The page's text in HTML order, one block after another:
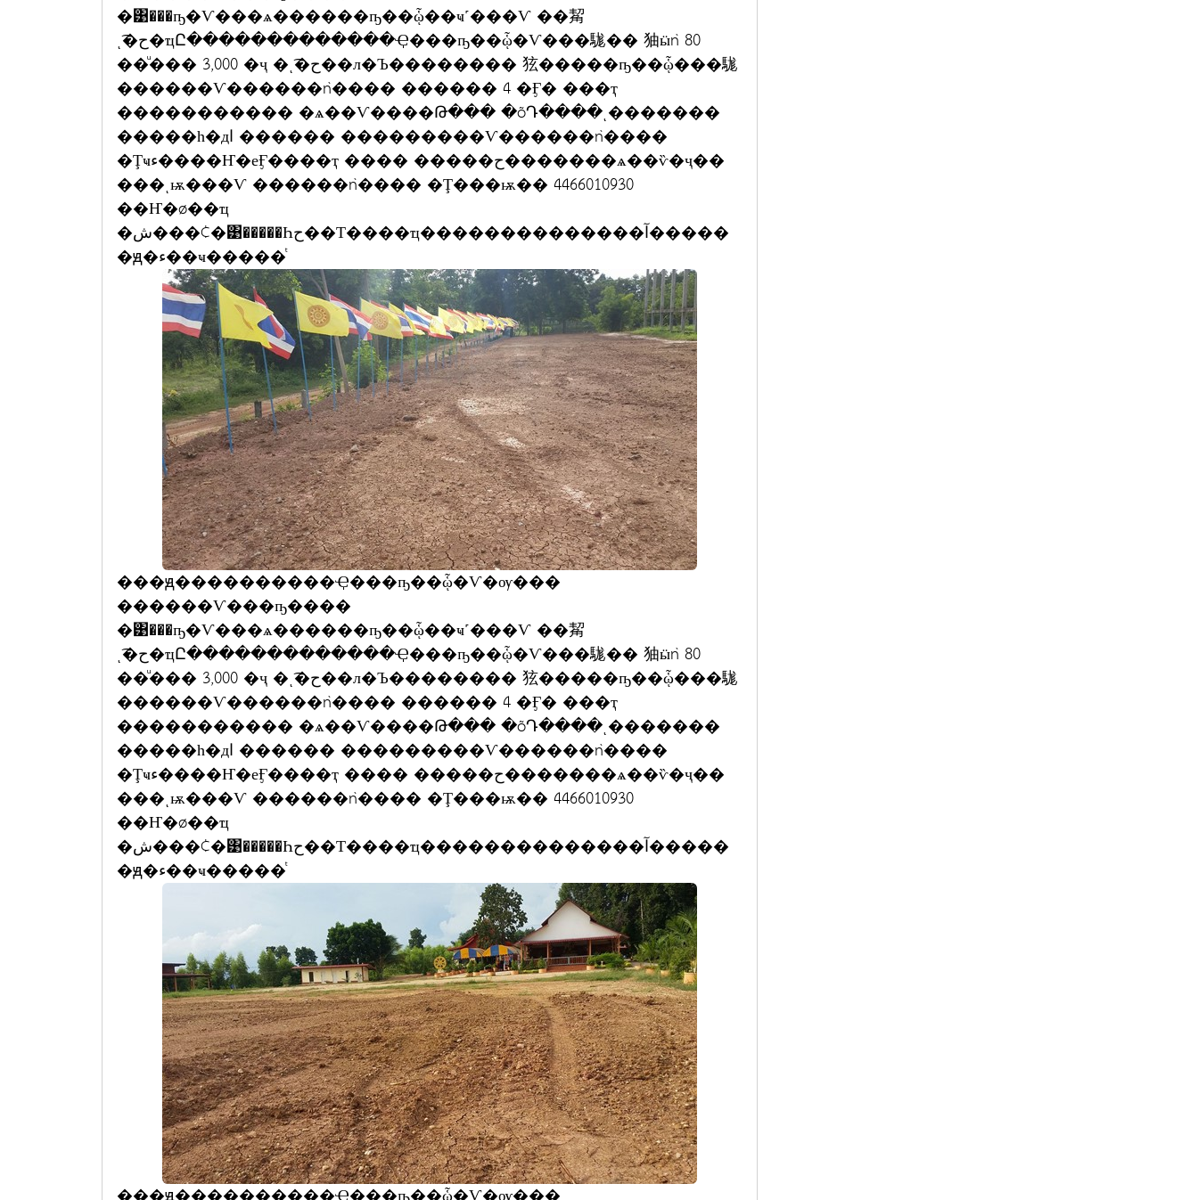
�͹���ҧ�Ѵ���ѧ������ҧ��ᾧ��ҹ˹���Ѵ ��觢
ͺ͡�ح�ҵԸ�������������Ҿ���ҧ��ᾧ�Ѵ���駹�� 㹨ӹǹ 80
��ͧ��� 3,000 �ҷ �ͺ͡�ح��л�Ъ�������� 㹡�����ҧ��ᾧ���駹
������Ѵ������ǹ���� ������ 4 �Ӻ� ���ҭ
����������� �ѧ��Ѵ����Թ��� �õԴ����ͺ�������
�����һ�дا ������ ���������Ѵ������ǹ����
�Ţҹء����Ҥ�еӺ����ҭ ���� �����ح�������ѧ��ѷ�ҷ��
���ͺѭ���Ѵ ������ǹ���� �Ţ���ѭ�� 4466010930
��Ҥ�ø��ҵ
�ش���¢�͹�����Һح��Т����ҵ��������������آ�����
�ԭ�ء��ҹ�����ͭ
���ԭ����������Ҿ���ҧ��ᾧ�Ѵ�ѹ���
������Ѵ���ҧ����
�͹���ҧ�Ѵ���ѧ������ҧ��ᾧ��ҹ˹���Ѵ ��觢
ͺ͡�ح�ҵԸ�������������Ҿ���ҧ��ᾧ�Ѵ���駹�� 㹨ӹǹ 80
��ͧ��� 3,000 �ҷ �ͺ͡�ح��л�Ъ�������� 㹡�����ҧ��ᾧ���駹
������Ѵ������ǹ���� ������ 4 �Ӻ� ���ҭ
����������� �ѧ��Ѵ����Թ��� �õԴ����ͺ�������
�����һ�дا ������ ���������Ѵ������ǹ����
�Ţҹء����Ҥ�еӺ����ҭ ���� �����ح�������ѧ��ѷ�ҷ��
���ͺѭ���Ѵ ������ǹ���� �Ţ���ѭ�� 4466010930
��Ҥ�ø��ҵ
�ش���¢�͹�����Һح��Т����ҵ��������������آ�����
�ԭ�ء��ҹ�����ͭ